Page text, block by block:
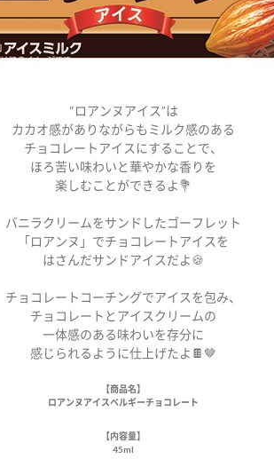
“ロアンヌアイス”は
カカオ感がありながらもミルク感のある
チョコレートアイスにすることで、
ほろ苦い味わいと華やかな香りを
楽しむことができるよ💐
バニラクリームをサンドしたゴーフレット
「ロアンヌ」でチョコレートアイスを
はさんだサンドアイスだよ🍪
チョコレートコーチングでアイスを包み、
チョコレートとアイスクリームの
一体感のある味わいを存分に
感じられるように仕上げたよ🍫🤎
【商品名】
ロアンヌアイスベルギーチョコレート
【内容量】
45ml